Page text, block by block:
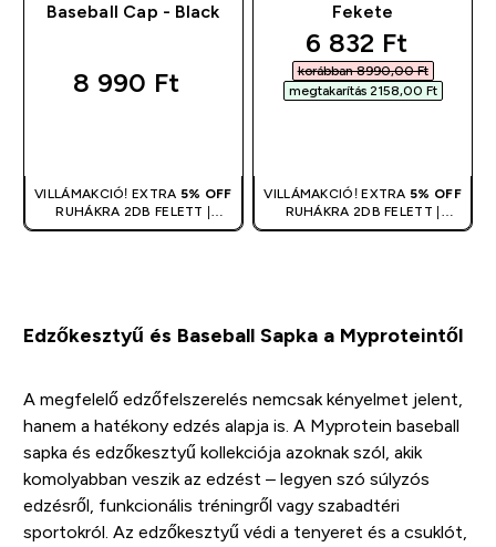
Baseball Cap - Black
8 990 Ft‎
VILLÁMAKCIÓ! EXTRA 5% OFF
RUHÁKRA 2DB FELETT |
KUPONNAL ÖSSZEVONHATÓ
Fekete
discounted
6 832 Ft‎
korábban 8990,00 Ft‎
megtakarítás 2158,00 Ft‎
VILLÁMAKCIÓ! EXTRA 5% OFF
RUHÁKRA 2DB FELETT |
KUPONNAL ÖSSZEVONHATÓ
Edzőkesztyű és Baseball Sapka a Myproteintől
A megfelelő edzőfelszerelés nemcsak kényelmet jelent,
hanem a hatékony edzés alapja is. A Myprotein baseball
sapka és edzőkesztyű kollekciója azoknak szól, akik
komolyabban veszik az edzést – legyen szó súlyzós
edzésről, funkcionális tréningről vagy szabadtéri
sportokról. Az edzőkesztyű védi a tenyeret és a csuklót,